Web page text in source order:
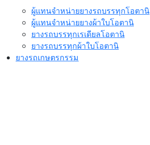
ผู้แทนจำหน่ายยางรถบรรทุกโอตานิ
ผู้แทนจำหน่ายยางผ้าใบโอตานิ
ยางรถบรรทุกเรเดียลโอตานิ
ยางรถบรรทุกผ้าใบโอตานิ
ยางรถเกษตรกรรม